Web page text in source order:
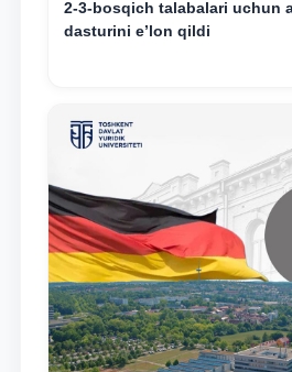
2-3-bosqich talabalari uchun
dasturini e’lon qildi